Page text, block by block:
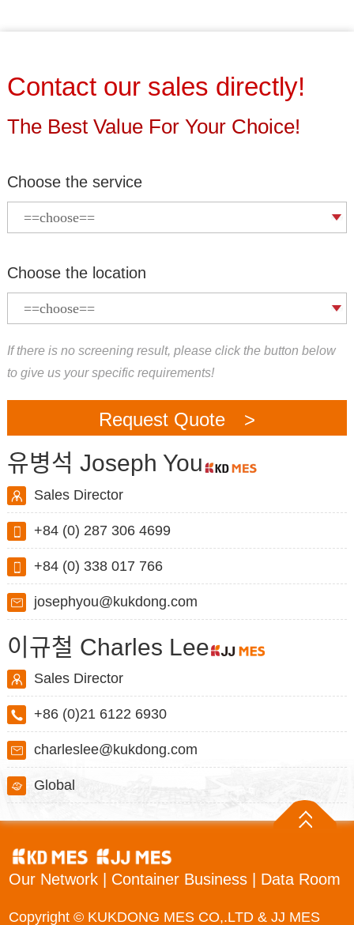
Contact our sales directly!
The Best Value For Your Choice!
Choose the service
Choose the location
If there is no screening result, please click the button below
to give us your specific requirements!
Request Quote >
유병석 Joseph You
Sales Director
+84 (0) 287 306 4699
+84 (0) 338 017 766
josephyou@kukdong.com
이규철 Charles Lee
Sales Director
+86 (0)21 6122 6930
charleslee@kukdong.com
Global
Our Network | Container Business | Data Room
Copyright © KUKDONG MES CO,.LTD & JJ MES